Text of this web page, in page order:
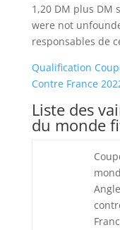
1,20 DM plus DM
were not
responsables de
Qualification
Contre France
Liste des
du monde